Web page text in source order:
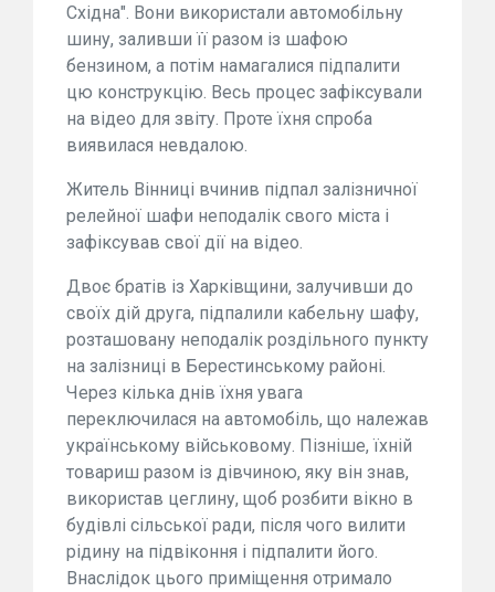
Східна". Вони використали автомобільну
шину, заливши її разом із шафою
бензином, а потім намагалися підпалити
цю конструкцію. Весь процес зафіксували
на відео для звіту. Проте їхня спроба
виявилася невдалою.
Житель Вінниці вчинив підпал залізничної
релейної шафи неподалік свого міста і
зафіксував свої дії на відео.
Двоє братів із Харківщини, залучивши до
своїх дій друга, підпалили кабельну шафу,
розташовану неподалік роздільного пункту
на залізниці в Берестинському районі.
Через кілька днів їхня увага
переключилася на автомобіль, що належав
українському військовому. Пізніше, їхній
товариш разом із дівчиною, яку він знав,
використав цеглину, щоб розбити вікно в
будівлі сільської ради, після чого вилити
рідину на підвіконня і підпалити його.
Внаслідок цього приміщення отримало